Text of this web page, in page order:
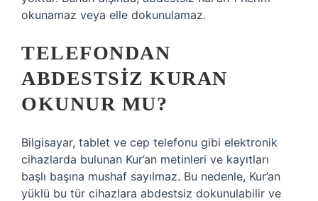
okunamaz veya elle dokunulamaz.
TELEFONDAN
ABDESTSIZ KURAN
OKUNUR MU?
Bilgisayar, tablet ve cep telefonu gibi elektronik
cihazlarda bulunan Kur’an metinleri ve kayıtları
başlı başına mushaf sayılmaz. Bu nedenle, Kur’an
yüklü bu tür cihazlara abdestsiz dokunulabilir ve